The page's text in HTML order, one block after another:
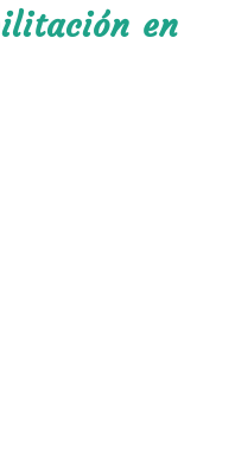
en